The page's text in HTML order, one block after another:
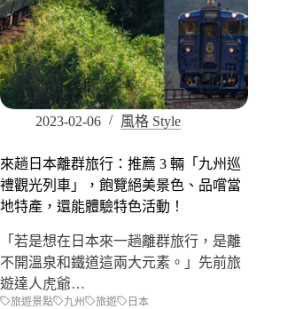
2023-02-06 風格 Style
來趟日本離群旅行：推薦 3 輛「九州巡
禮觀光列車」，飽覽絕美景色、品嚐當
地特產，還能體驗特色活動！
「若是想在日本來一趟離群旅行，是離
不開溫泉和鐵道這兩大元素。」先前旅
遊達人虎爺…
旅遊景點 九州 旅遊 日本